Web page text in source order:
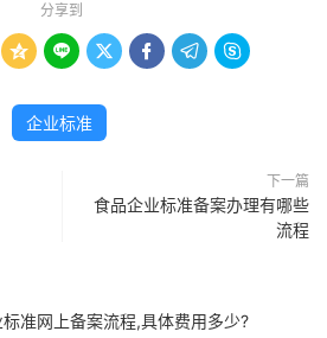
分享到
     
企业标准
下一篇
食品企业标准备案办理有哪些
流程
准网上备案流程,具体费用多少?